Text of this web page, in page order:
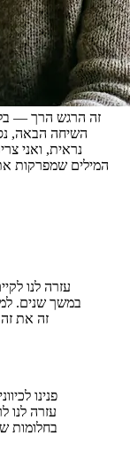
זה הרגש הרך —
השיחה הבאה,
נראית, ואני
המילים שמפרקות
במשך שנים.
זה את
פנינו
בחלומות